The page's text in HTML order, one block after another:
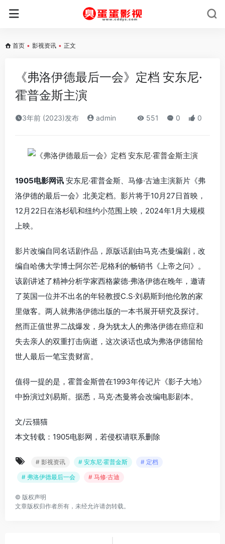
首页 • 影视资讯 • 正文
《弗洛伊德最后一会》定档 安东尼·
霍普金斯主演
3年前 (2023)发布 admin 551 0 0
1905电影网讯 安东尼·霍普金斯、马修·古迪主演新片《弗
洛伊德的最后一会》北美定档。影片将于10月27日首映，
12月22日在洛杉矶和纽约小范围上映，2024年1月大规模
上映。
影片改编自同名话剧作品，原版话剧由马克·杰曼编剧，改
编自哈佛大学博士阿尔芒·尼格利的畅销书《上帝之问》。
该剧讲述了精神分析学家西格蒙德·弗洛伊德在晚年，邀请
了英国一位并不出名的年轻教授C.S·刘易斯到他伦敦的家
里做客。两人就弗洛伊德出版的一本书展开研究及探讨。
然而正值世界二战爆发，身为犹太人的弗洛伊德在癌症和
失去亲人的双重打击病逝，这次谈话也成为弗洛伊德留给
世人最后一笔宝贵财富。
值得一提的是，霍普金斯曾在1993年传记片《影子大地》
中扮演过刘易斯。据悉，马克·杰曼将会改编电影剧本。
文/云猫猫
本文转载：1905电影网，若侵权请联系删除
# 影视资讯 # 安东尼·霍普金斯
# 定档
# 弗洛伊德最后一会
# 马修·古迪
© 版权声明
文章版权归作者所有，未经允许请勿转载。